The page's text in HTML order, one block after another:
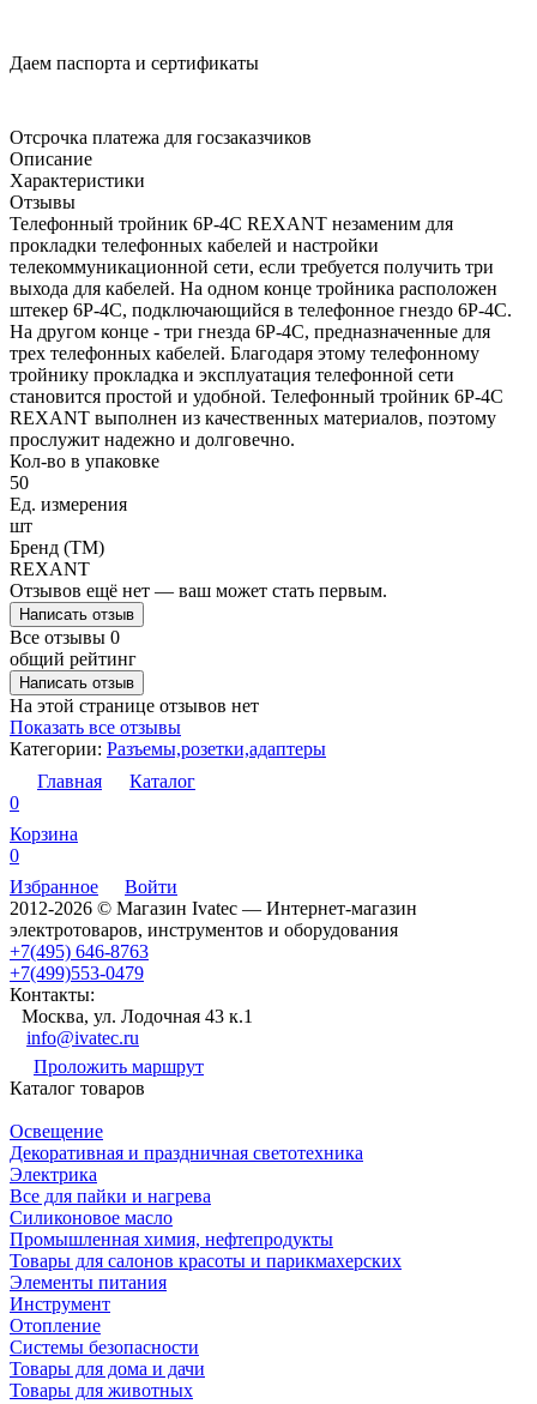
Даем паспорта и сертификаты
Отсрочка платежа для госзаказчиков
Описание
Характеристики
Отзывы
Телефонный тройник 6Р-4С REXANT незаменим для
прокладки телефонных кабелей и настройки
телекоммуникационной сети, если требуется получить три
выхода для кабелей. На одном конце тройника расположен
штекер 6Р-4С, подключающийся в телефонное гнездо 6P-4C.
На другом конце - три гнезда 6Р-4С, предназначенные для
трех телефонных кабелей. Благодаря этому телефонному
тройнику прокладка и эксплуатация телефонной сети
становится простой и удобной. Телефонный тройник 6Р-4С
REXANT выполнен из качественных материалов, поэтому
прослужит надежно и долговечно.
Кол-во в упаковке
50
Ед. измерения
шт
Бренд (ТМ)
REXANT
Отзывов ещё нет — ваш может стать первым.
Написать отзыв
Все отзывы 0
общий рейтинг
Написать отзыв
На этой странице отзывов нет
Показать все отзывы
Категории: Разъемы,розетки,адаптеры
Главная
Каталог
0
Корзина
0
Избранное
Войти
2012-2026 © Магазин Ivatec — Интернет-магазин
электротоваров, инструментов и оборудования
+7(495) 646-8763
+7(499)553-0479
Контакты:
Москва, ул. Лодочная 43 к.1
info@ivatec.ru
Проложить маршрут
Каталог товаров
Освещение
Декоративная и праздничная светотехника
Электрика
Все для пайки и нагрева
Силиконовое масло
Промышленная химия, нефтепродукты
Товары для салонов красоты и парикмахерских
Элементы питания
Инструмент
Отопление
Системы безопасности
Товары для дома и дачи
Товары для животных